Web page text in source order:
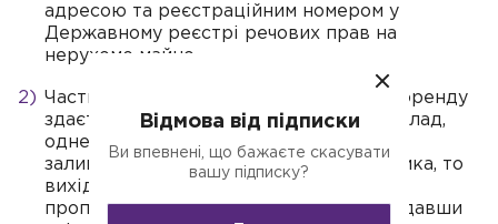
адресою та реєстраційним номером у
Державному реєстрі речових прав на
нерухоме майно.
Часткова оренда будівлі: Буває, що в оренду
здається лише частина будівлі (наприклад,
одне приміщення), а інша частина
залишається в обслуговуванні у власника, то
вихідні дані про такий об'єкт потрібно
прописати у формі 20-ОПП окремо, надавши
Відмова від підписки
Ви впевнені, що бажаєте скасувати
вашу підписку?